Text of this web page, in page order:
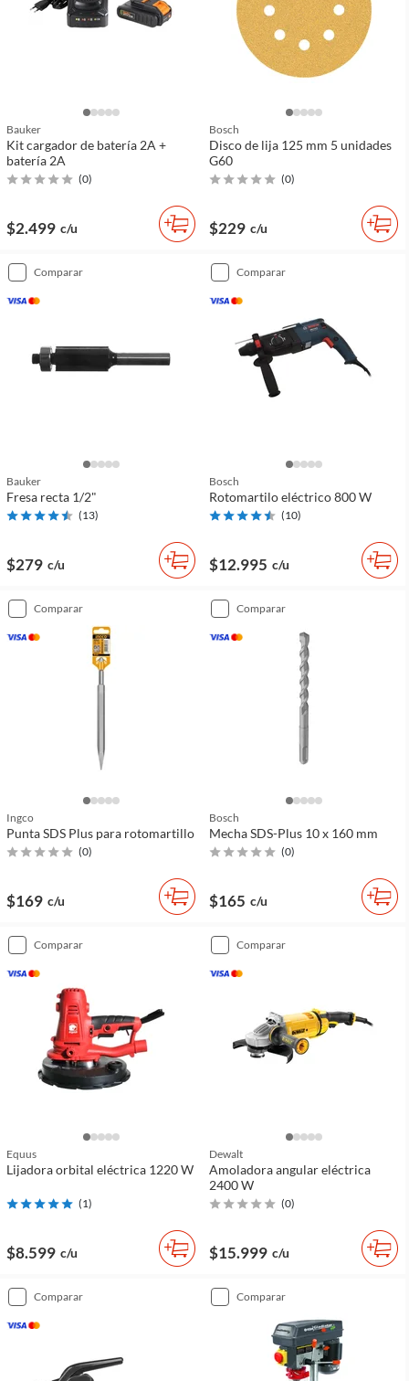
Bauker
Kit cargador de batería 2A +
batería 2A
(0)
$2.499 c/u
Bosch
Disco de lija 125 mm 5 unidades
G60
(0)
$229 c/u
comparar
Bauker
Fresa recta 1/2"
(13)
$279 c/u
comparar
Bosch
Rotomartilo eléctrico 800 W
(10)
$12.995 c/u
comparar
Ingco
Punta SDS Plus para rotomartillo
(0)
$169 c/u
comparar
Bosch
Mecha SDS-Plus 10 x 160 mm
(0)
$165 c/u
comparar
Equus
Lijadora orbital eléctrica 1220 W
(1)
$8.599 c/u
comparar
Dewalt
Amoladora angular eléctrica
2400 W
(0)
$15.999 c/u
comparar comparar